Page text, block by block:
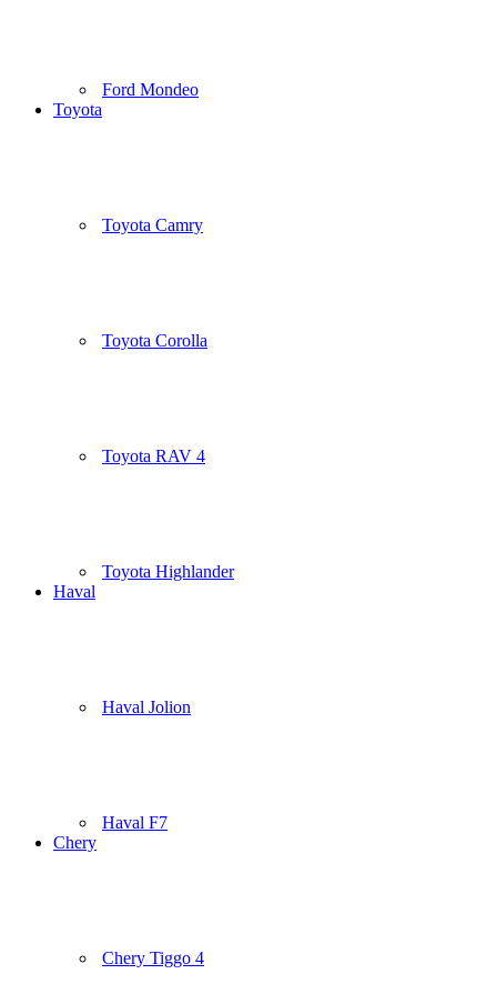
Ford Mondeo
Toyota
Toyota Camry
Toyota Corolla
Toyota RAV 4
Toyota Highlander
Haval
Haval Jolion
Haval F7
Chery
Chery Tiggo 4